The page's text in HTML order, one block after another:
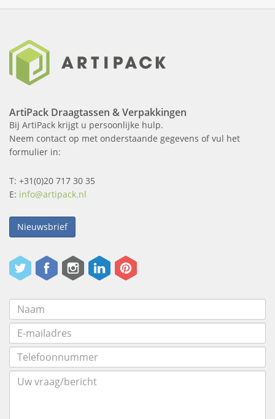
ArtiPack Draagtassen & Verpakkingen
Bij ArtiPack krijgt u persoonlijke hulp.
Neem contact op met onderstaande gegevens of vul het
formulier in:
T: +31(0)20 717 30 35
E: info@artipack.nl
Nieuwsbrief